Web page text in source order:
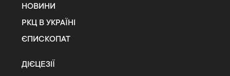
НОВИНИ
РКЦ В УКРАЇНІ
ЄПИСКОПАТ
ДІЄЦЕЗІЇ